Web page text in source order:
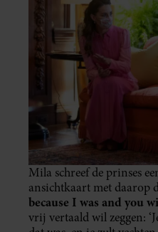
Mila schreef de prinses
ansichtkaart met daarop
because I was and you
vrij vertaald wil zeggen: